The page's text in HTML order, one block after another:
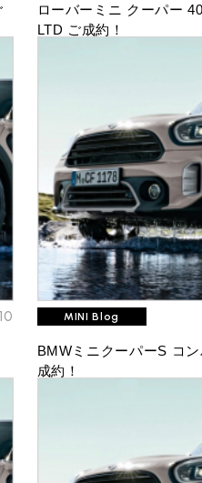
サービス工場
FACTORY
ローバーミニ クーパー
LTD ご成約！
MINI Blog
BMWミニクーパーS コ
成約！